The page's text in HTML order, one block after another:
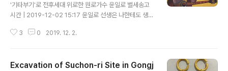
'기타부기'로 전후세대 위로한 원로가수 윤일로 별세송고
시간 | 2019-12-02 15:17 윤일로 선생은 나한테도 생소
떻겠는가? 다만 그의 대표작으로 거론하는 저 '기타부기'(
듬을 들으면 "아! 저 노래?" 하는 반응을 보이리라. 유튜브
3 0 2019. 12. 2.
Excavation of Suchon-ri Site in Gongj